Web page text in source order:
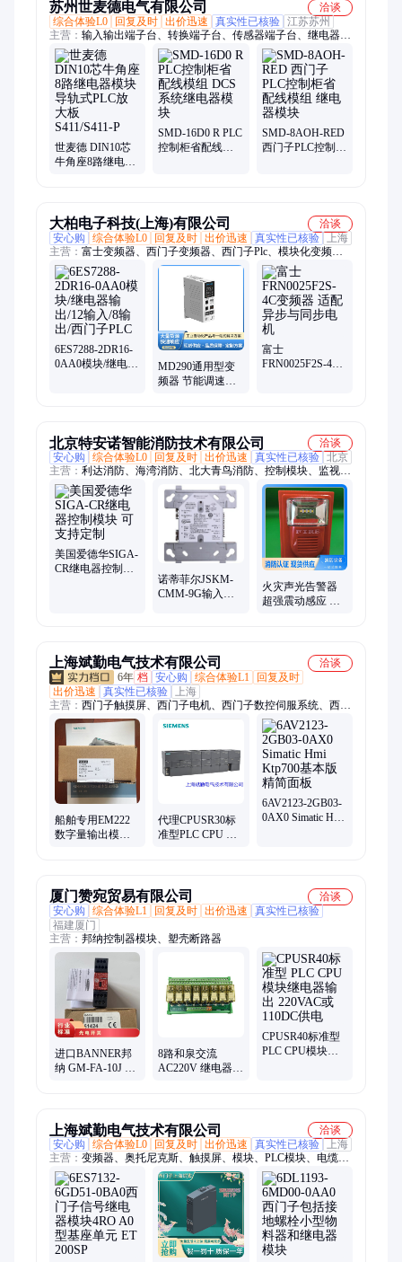
苏州世麦德电气有限公司
洽谈
综合体验L0
回复及时 出价迅速 真实性已核验 江苏苏州
主营： 输入输出端子台、转换端子台、传感器端子台、继电器模
组、超薄继电器、继电器模块、终端继电器、固态继电器模组、
中间继电器模组、高压继电器模组、数控系统继电器模组、直插
式继电器模组、接口端子模组、PLC端子台、光电耦合端子、IO
连接线、分线盒、防水接线端子盒、PLC放大板、大电流接线端
子、伺服电机端子、红黄绿黑色接线端子、直插式接线端子、接
线端子板、导轨安装输入模组
世麦德 DIN10芯
牛角座8路继电器
SMD-16D0 R PLC
控制柜省配线模
SMD-8AOH-RED
西门子PLC控制柜
大柏电子科技(上海)有限公司
洽谈
安心购
综合体验L0 回复及时 出价迅速 真实性已核验
上海
主营： 富士变频器、西门子变频器、西门子Plc、模块化变频
器、汇川变频器、威纶触摸屏、昆仑技创触摸屏、矢量变频器、
西门子10寸触摸屏、PLC-可编程控制器、西门子 G120、台达风
机变频控制器、台达 MS300、蓝海华腾 变频器、凑款变频器、
西门子 S120、高性能变频器、台达变频器、富士e1sE2S系列、
易驱变频器、汇川通用变频器、富士多功能变频器、矢量型变频
器、伟创变频器、伺服电机
6ES7288-2DR16-
0AA0模块/继电器
MD290通用型变
频器 节能调速器
富士
FRN0025F2S-4C
北京特安诺智能消防技术有限公司
洽谈
安心购
综合体验L0 回复及时 出价迅速 真实性已核验 北京
主营： 利达消防、海湾消防、北大青鸟消防、控制模块、监视模
块、输出模块、诺帝菲尔消防报警、霍尼韦尔消防、探测器、编
码器、主机维修、防爆感烟、气体灭火、消防设备、消防主机、
感温电缆、手动报警、报警主机、手报按钮、防爆烟感、智能应
急、多线控制卡、声光报警器、可燃气体探测器、红外火焰探测
器
美国爱德华SIGA-
CR继电器控制模
诺蒂菲尔JSKM-
CMM-9G输入输
火灾声光告警器
超强震动感应 工
上海斌勤电气技术有限公司
洽谈
6年 档 安心购 综合体验L1
回复及时
出价迅速
真实性已核验
上海
主营： 西门子触摸屏、西门子电机、西门子数控伺服系统、西门
子PLC模块、西门子CPU模块、西门子变频器、奥托尼克斯中国
总代理
船舶专用EM222
数字量输出模块4
代理CPUSR30标
准型PLC CPU 模
6AV2123-2GB03-
0AX0 Simatic Hmi
厦门赞宛贸易有限公司
洽谈
安心购
综合体验L1 回复及时 出价迅速
真实性已核验
福建厦门
主营： 邦纳控制器模块、塑壳断路器
进口BANNER邦
纳 GM-FA-10J 模
8路和泉交流
AC220V 继电器模
CPUSR40标准型
PLC CPU模块继
上海斌勤电气技术有限公司
洽谈
安心购
综合体验L0 回复及时 出价迅速 真实性已核验
上海
主营： 变频器、奥托尼克斯、触摸屏、模块、PLC模块、电缆、
驱动、S7-1500、S7-1200、S7-300、S7-200、代理商、西门子代
理、西门子代理商